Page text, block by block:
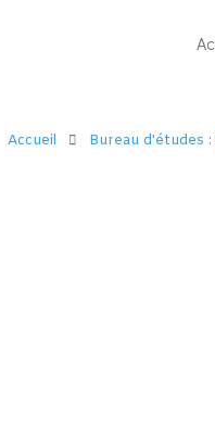
Accueil Bureau d'études